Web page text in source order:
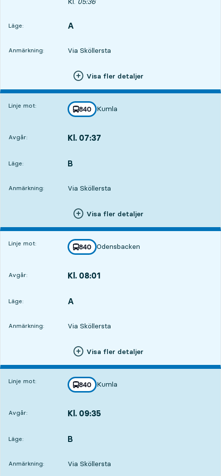
Läge:
LÄGE, A
,
Anmärkning: Via Sköllersta
Visa fler detaljer
Linje mot: linje
840
mot
Kumla
,
Avgår: Kl. 07:37
Läge:
LÄGE, B
,
Anmärkning: Via Sköllersta
Visa fler detaljer
Linje mot: linje
840
mot
Odensbacken
,
Avgår: Kl. 08:01
Läge:
LÄGE, A
,
Anmärkning: Via Sköllersta
Visa fler detaljer
Linje mot: linje
840
mot
Kumla
,
Avgår: Kl. 09:35
Läge:
LÄGE, B
,
Anmärkning: Via Sköllersta